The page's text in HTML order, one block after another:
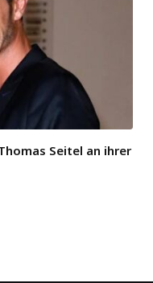
Seitel an ihrer